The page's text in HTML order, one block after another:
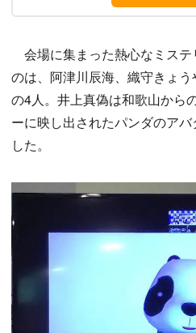
会場に集まった熱心なミス
のは、阿津川辰海、織守きょ
の4人。井上真偽は和歌山から
ーに映し出されたパンダのア
した。